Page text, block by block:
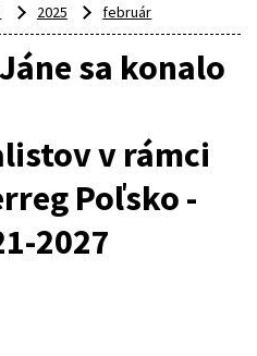
2025 február
sa konalo
v rámci
Poľsko -
2027